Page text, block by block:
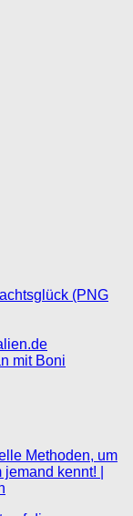
(PNG
mit Boni
Methoden, um
kennt! |